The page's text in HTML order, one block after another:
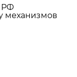
РФ
механизмов